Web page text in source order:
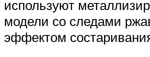
используют
модели со следами
эффектом